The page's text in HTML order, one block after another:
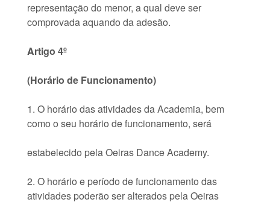
representação do menor, a qual deve ser
comprovada aquando da adesão.
Artigo 4º
(Horário de Funcionamento)
1. O horário das atividades da Academia, bem
como o seu horário de funcionamento, será
estabelecido pela Oeiras Dance Academy.
2. O horário e período de funcionamento das
atividades poderão ser alterados pela Oeiras